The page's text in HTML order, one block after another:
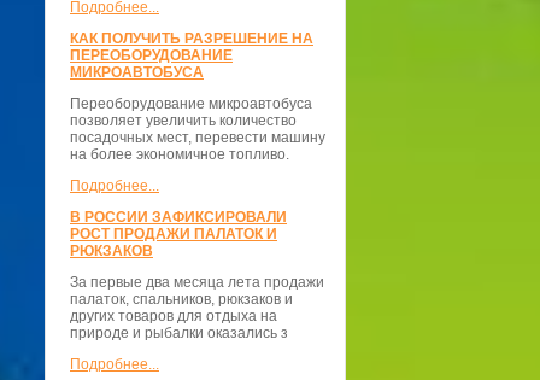
Подробнее...
КАК ПОЛУЧИТЬ РАЗРЕШЕНИЕ НА
ПЕРЕОБОРУДОВАНИЕ
МИКРОАВТОБУСА
Переоборудование микроавтобуса
позволяет увеличить количество
посадочных мест, перевести машину
на более экономичное топливо.
Подробнее...
В РОССИИ ЗАФИКСИРОВАЛИ
РОСТ ПРОДАЖИ ПАЛАТОК И
РЮКЗАКОВ
За первые два месяца лета продажи
палаток, спальников, рюкзаков и
других товаров для отдыха на
природе и рыбалки оказались з
Подробнее...